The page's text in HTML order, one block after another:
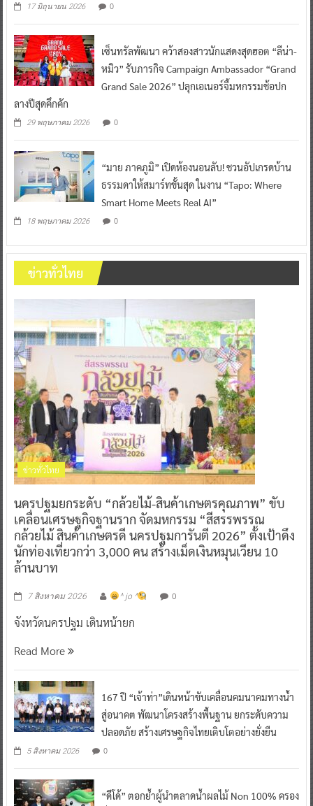
17 มิถุนายน 2026 0
เซ็นทรัลพัฒนา คว้าสองสาวนักแสดงสุดฮอต “ลีน่า-
หมิว” รับภารกิจ Campaign Ambassador “Grand
Grand Sale 2026” ปลุกเอเนอร์จี้มหกรรมช้อปก
ลางปีสุดคึกคัก
29 พฤษภาคม 2026 0
“มาย ภาคภูมิ” เปิดห้องนอนลับ! ชวนอัปเกรดบ้าน
ธรรมดาให้สมาร์ทขั้นสุด ในงาน “Tapo: Where
Smart Home Meets Real AI”
18 พฤษภาคม 2026 0
ข่าวทั่วไทย
ข่าวทั่วไทย
นครปฐมยกระดับ “กล้วยไม้-สินค้าเกษตรคุณภาพ” ขับ
เคลื่อนเศรษฐกิจฐานราก จัดมหกรรม “สีสรรพรรณ
กล้วยไม้ สินค้าเกษตรดี นครปฐมการันตี 2026” ตั้งเป้าดึง
นักท่องเที่ยวกว่า 3,000 คน สร้างเม็ดเงินหมุนเวียน 10
ล้านบาท
7 สิงหาคม 2026 ^ jo ^ 0
จังหวัดนครปฐม เดินหน้ายก
Read More
167 ปี “เจ้าท่า”เดินหน้าขับเคลื่อนคมนาคมทางน้ำ
สู่อนาคต พัฒนาโครงสร้างพื้นฐาน ยกระดับความ
ปลอดภัย สร้างเศรษฐกิจไทยเติบโตอย่างยั่งยืน
5 สิงหาคม 2026 0
“ดีโด้” ตอกย้ำผู้นำตลาดน้ำผลไม้ Non 100% ครอง